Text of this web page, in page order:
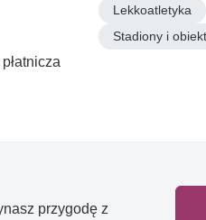
Lekkoatletyka
Stadiony i
przygodę z